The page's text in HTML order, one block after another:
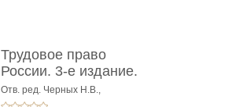
Трудовое право
России. 3-е издание.
Учебник для ...
Отв. ред. Черных Н.В.,
Шестерякова И.В.